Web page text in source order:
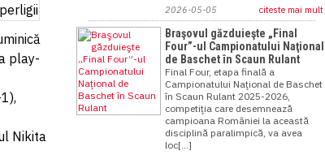
play-
Nikita
2026-05-05 citeste mai mult
Braşovul găzduieşte „Final
Four”-ul Campionatului Naţional
de Baschet în Scaun Rulant
Final Four, etapa finală a
Campionatului Naţional de Baschet
în Scaun Rulant 2025-2026,
competiţia care desemnează
campioana României la această
disciplină paralimpică, va avea
loc[...]